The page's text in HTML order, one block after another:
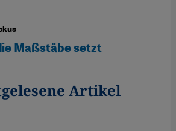
Maßstäbe setzt
Artikel